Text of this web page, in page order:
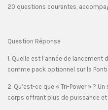
20 questions courantes,
Question Réponse
1. Quelle est l’année de lancement
comme pack optionnel sur la
2. Qu’est-ce que « Tri-Power » ?
corps offrant plus de puissance et